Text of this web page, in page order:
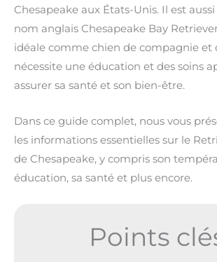
Chesapeake aux États-Unis. Il est
nom anglais Chesapeake Bay
idéale comme chien de compagnie et
nécessite une éducation et des soins
assurer sa santé et son bien-être.
Dans ce guide complet, nous vous
les informations essentielles sur le
de Chesapeake, y compris son
éducation, sa santé et plus encore.
Points